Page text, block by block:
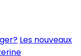
Les nouveaux